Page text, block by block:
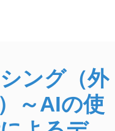
ング（外
～AIの使